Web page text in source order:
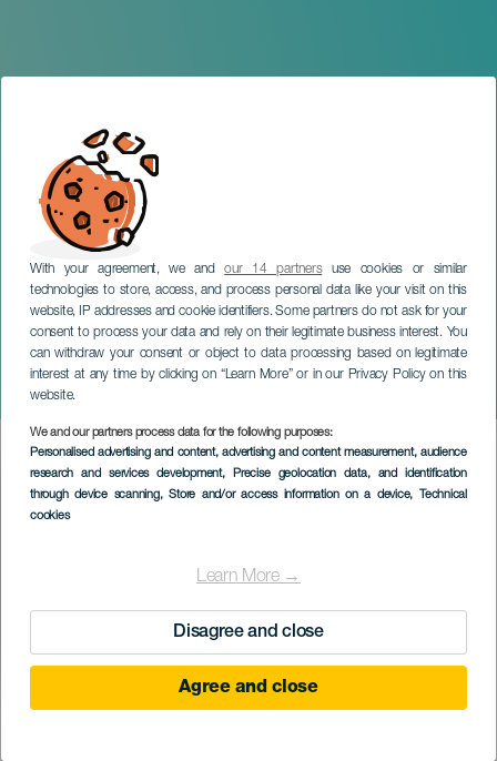
With your agreement, we andour 14 partnersuse cookies or similar
technologies to store, access, and process personal data like your visit on this
website, IP addresses and cookie identifiers. Some partners do not ask for your
consent to process your data and rely on their legitimate business interest. You
can withdraw your consent or object to data processing based on legitimate
interest at any time by clicking on “Learn More” or in our Privacy Policy on this
website.
We and our partners process data for the following purposes:
Personalised advertising and content, advertising and content measurement, audience
research and services development, Precise geolocation data, and identification
through device scanning, Store and/or access information on a device, Technical
cookies
Learn More →
Disagree and close
Agree and close
Kids and Swing
TENERIFE
Imagen
Listado